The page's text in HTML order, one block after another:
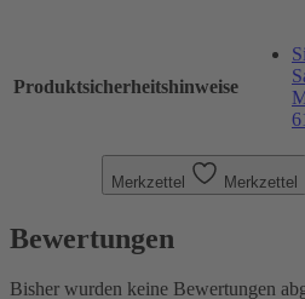
Produktsicherheitshinweise
Merkzettel Merkzettel
Bewertungen
Bisher wurden keine Bewertungen